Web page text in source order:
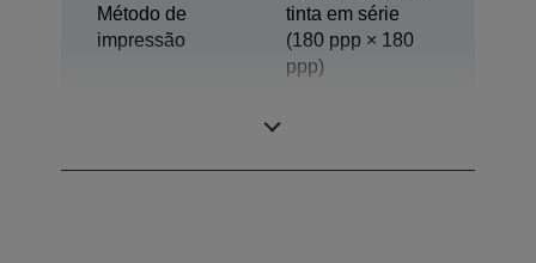
Método de
impressão
tinta em série
(180 ppp × 180
ppp)